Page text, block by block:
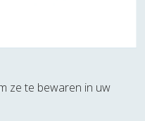
ze te bewaren in uw